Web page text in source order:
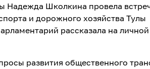
Надежда Школкина провела
и дорожного хозяйства Тулы
рассказала на личной
развития общественного